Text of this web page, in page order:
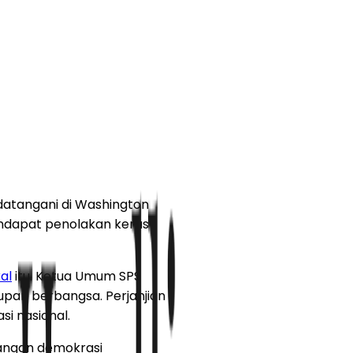
di Washington
penolakan keras
itu. Ketua Umum SPS
berbangsa. Perjanjian
nasional.
demokrasi